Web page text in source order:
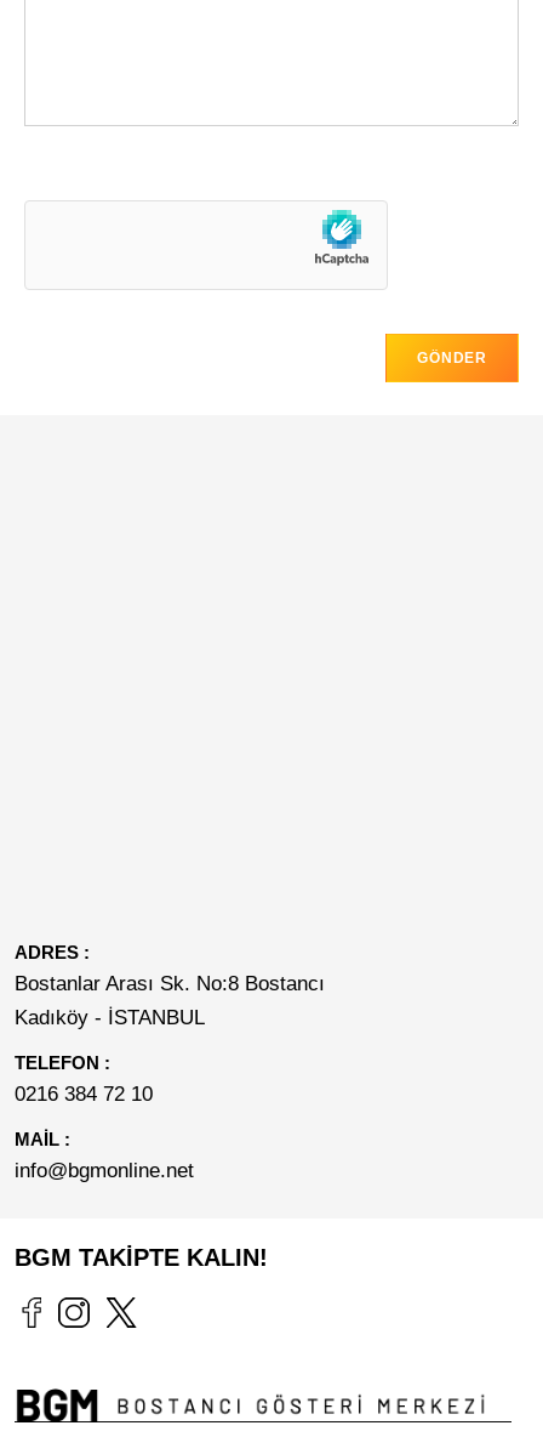
ADRES :
Bostanlar Arası Sk. No:8 Bostancı
Kadıköy - İSTANBUL
TELEFON :
0216 384 72 10
MAİL :
info@bgmonline.net
BGM TAKİPTE KALIN!